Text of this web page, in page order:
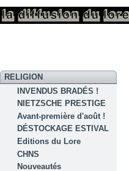
RELIGION
INVENDUS BRADÉS !
NIETZSCHE PRESTIGE
Avant-première d'août !
DÉSTOCKAGE ESTIVAL
Editions du Lore
CHNS
Nouveautés